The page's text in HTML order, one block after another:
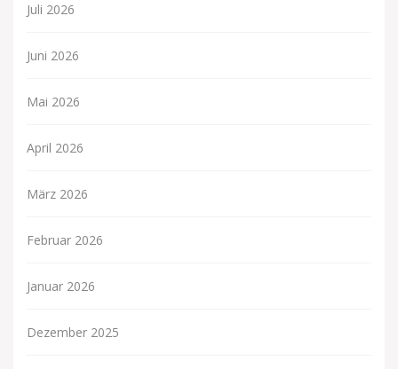
Juli 2026
Juni 2026
Mai 2026
April 2026
März 2026
Februar 2026
Januar 2026
Dezember 2025